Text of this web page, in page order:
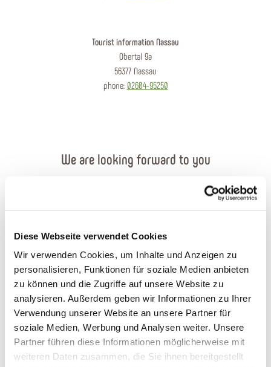
Diese Webseite verwendet Cookies
Wir verwenden Cookies, um Inhalte und Anzeigen zu
personalisieren, Funktionen für soziale Medien anbieten
zu können und die Zugriffe auf unsere Website zu
analysieren. Außerdem geben wir Informationen zu Ihrer
Verwendung unserer Website an unsere Partner für
soziale Medien, Werbung und Analysen weiter. Unsere
Partner führen diese Informationen möglicherweise mit
weiteren Daten zusammen, die Sie ihnen bereitgestellt
Tourist information Nassau
Obertal 9a
56377 Nassau
phone: 02604-95250
We are looking forward to you
Order brochures
Plan your journey
Opening hours